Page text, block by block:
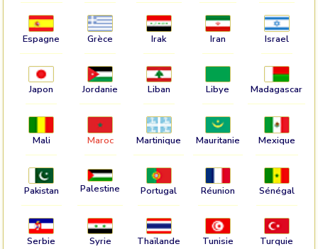
Espagne Grèce Irak Iran Israel
Japon Jordanie Liban Libye Madagascar
Mali Maroc Martinique Mauritanie Mexique
Pakistan Palestine Portugal Réunion Sénégal
Serbie Syrie Thaïlande Tunisie Turquie